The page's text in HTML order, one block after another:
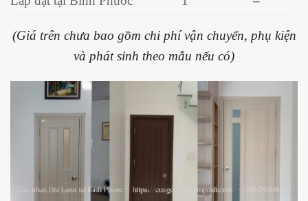
(Giá trên chưa bao gồm chi phí vận chuyển, phụ kiện
và phát sinh theo mẫu nếu có)